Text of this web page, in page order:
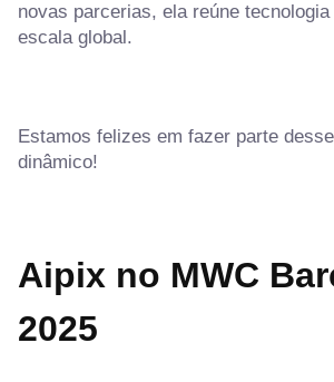
novas parcerias, ela reúne
escala global.
Estamos felizes em fazer parte
dinâmico!
Aipix no MWC
2025